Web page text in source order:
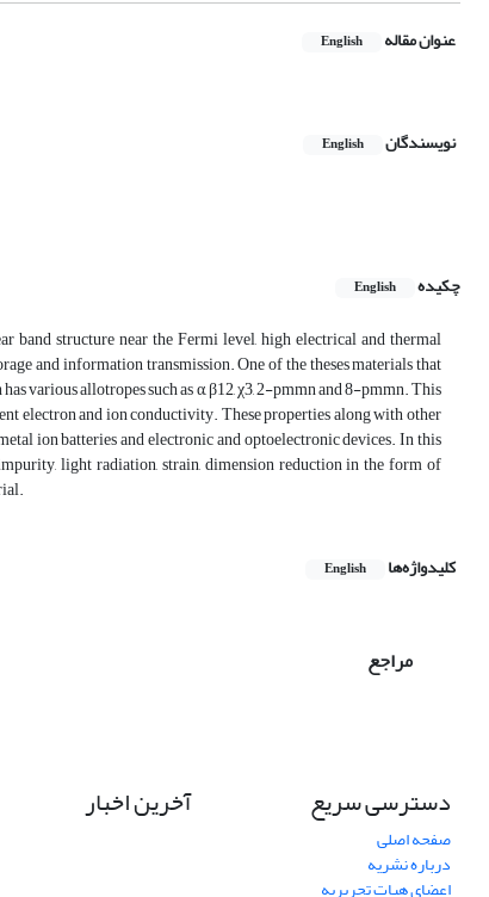
عنوان مقاله English
نویسندگان English
چکیده
English
band structure near the Fermi level, high electrical and thermal
and information transmission. One of the theses materials that
various allotropes such as α, β12, χ3, 2-pmmn and 8-pmmn. This
electron and ion conductivity. These properties along with other
ion batteries and electronic and optoelectronic devices. In this
light radiation, strain, dimension reduction in the form of
کلیدواژه‌ها English
مراجع
دسترسی سریع
صفحه اصلی
درباره نشریه
اعضای هیات تحریریه
آخرین اخبار